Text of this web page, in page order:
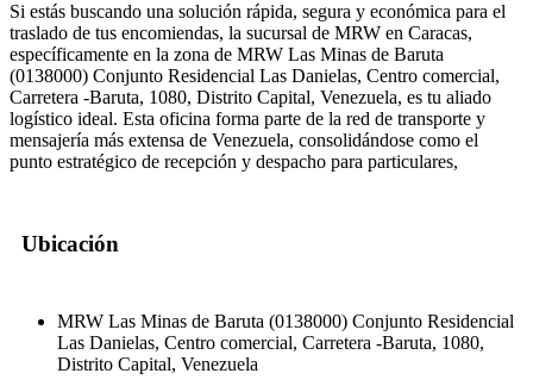
Si estás buscando una solución rápida, segura y económica para el
traslado de tus encomiendas, la sucursal de MRW en Caracas,
específicamente en la zona de MRW Las Minas de Baruta
(0138000) Conjunto Residencial Las Danielas, Centro comercial,
Carretera -Baruta, 1080, Distrito Capital, Venezuela, es tu aliado
logístico ideal. Esta oficina forma parte de la red de transporte y
mensajería más extensa de Venezuela, consolidándose como el
punto estratégico de recepción y despacho para particulares,
Ubicación
MRW Las Minas de Baruta (0138000) Conjunto Residencial
Las Danielas, Centro comercial, Carretera -Baruta, 1080,
Distrito Capital, Venezuela